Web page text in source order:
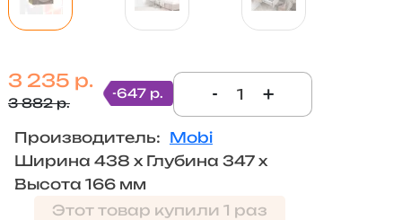
3 235 р.
3 882 р.
-647 р. - +
Производитель: Mobi
Ширина 438 х Глубина 347 х
Высота 166 мм
Этот товар купили 1 раз